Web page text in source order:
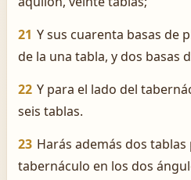
21 Y sus cuarenta basas de
de la una tabla, y dos basas
22 Y para el lado del
seis tablas.
23 Harás además dos
tabernáculo en los dos